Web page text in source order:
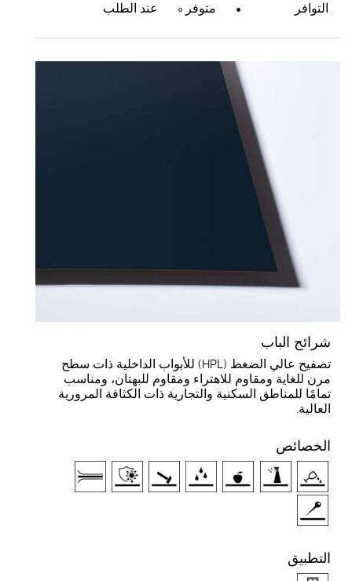
التوافر متوفر عند الطلب
شرائح الباب
تصفيح عالي الضغط (HPL) للأبواب الداخلية ذات سطح
مرن للغاية ومقاوم للاهتراء ومقاوم للبهتان، ومناسب
تمامًا للمناطق السكنية والتجارية ذات الكثافة المرورية
العالية.
الخصائص
التطبيق